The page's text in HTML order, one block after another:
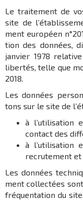
Le trai­te­ment de
site de
ment euro­péen
tion des données,
janvier 1978
liber­tés, telle que
2018.
Les données
tons sur le site de
à l’uti­li­sa­tion
contact des
à l’uti­li­sa­tion
recru­te­ment et
Les données
ment collec­tées
fréquen­ta­tion du